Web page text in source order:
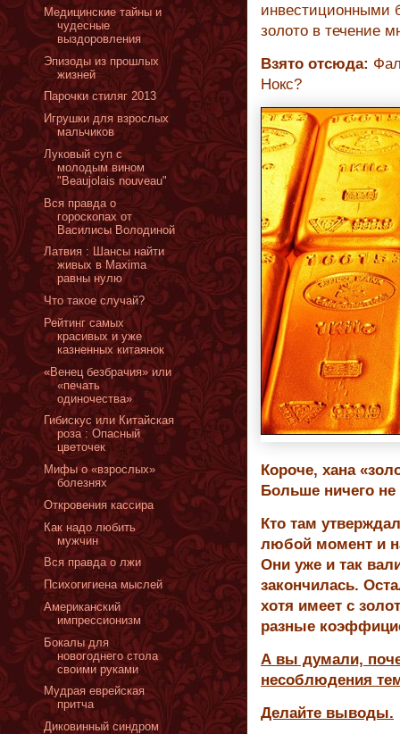
инвестиционными
золото в течение
Взято отсюда:
Нокс?
Короче, хана
Больше ничего
Кто там
любой момент и
Они уже и так
закончилась.
хотя имеет с
разные
А вы думали,
несоблюдения
Делайте выводы.
Медицинские тайны и
чудесные
выздоровления
Эпизоды из прошлых
жизней
Парочки стиляг 2013
Игрушки для взрослых
мальчиков
Луковый суп с
молодым вином
"Beaujolais nouveau"
Вся правда о
гороскопах от
Василисы Володиной
Латвия : Шансы найти
живых в Maxima
равны нулю
Что такое случай?
Рейтинг самых
красивых и уже
казненных китаянок
«Венец безбрачия» или
«печать
одиночества»
Гибискус или Китайская
роза : Опасный
цветочек
Мифы о «взрослых»
болезнях
Откровения кассира
Как надо любить
мужчин
Вся правда о лжи
Психогигиена мыслей
Американский
импрессионизм
Бокалы для
новогоднего стола
своими руками
Мудрая еврейская
притча
Диковинный синдром